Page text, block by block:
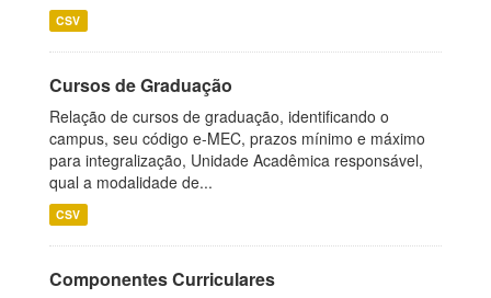
CSV
Cursos de Graduação
Relação de cursos de graduação, identificando o
campus, seu código e-MEC, prazos mínimo e máximo
para integralização, Unidade Acadêmica responsável,
qual a modalidade de...
CSV
Componentes Curriculares